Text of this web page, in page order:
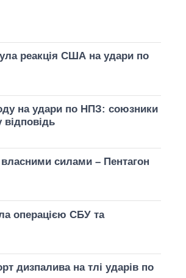
реакція США на удари по
на удари по НПЗ: союзники
відповідь
власними силами – Пентагон
операцією СБУ та
дизпалива на тлі ударів по